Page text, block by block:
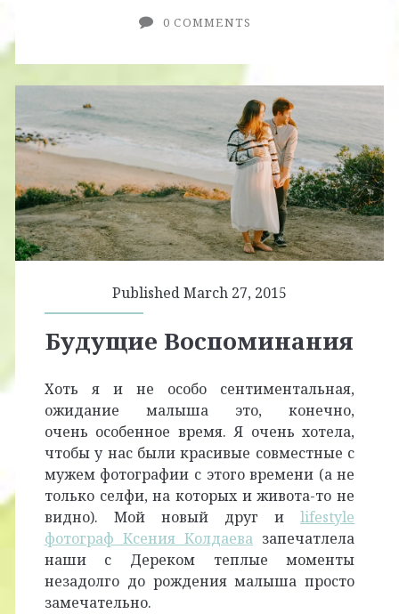
0 COMMENTS
Published March 27, 2015
Будущие Воспоминания
Хоть я и не особо сентиментальная,
ожидание малыша это, конечно,
очень особенное время. Я очень хотела,
чтобы у нас были красивые совместные с
мужем фотографии с этого времени (а не
только селфи, на которых и живота-то не
видно). Мой новый друг иlifestyle
фотограф Ксения Колдаева запечатлела
наши с Дереком теплые моменты
незадолго до рождения малыша просто
замечательно.